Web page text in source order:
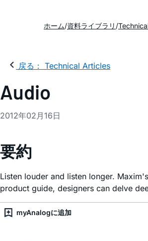
ホーム 資料ライブラリ
戻る： Technical Articles
Audio
2012年02月16日
要約
Listen louder and listen longer.
product guide, designers can delve
myAnalogに追加